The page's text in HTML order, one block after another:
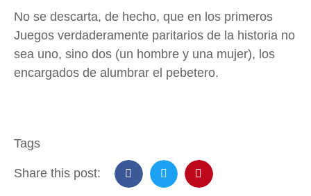
No se descarta, de hecho, que en los primeros
Juegos verdaderamente paritarios de la historia no
sea uno, sino dos (un hombre y una mujer), los
encargados de alumbrar el pebetero.
Tags
Share this post: